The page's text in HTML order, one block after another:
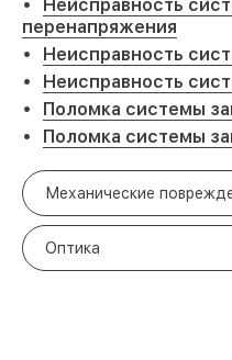
Неисправность
перенапряжения
Неисправность
Неисправность
Поломка системы
Поломка системы
Механические
Оптика